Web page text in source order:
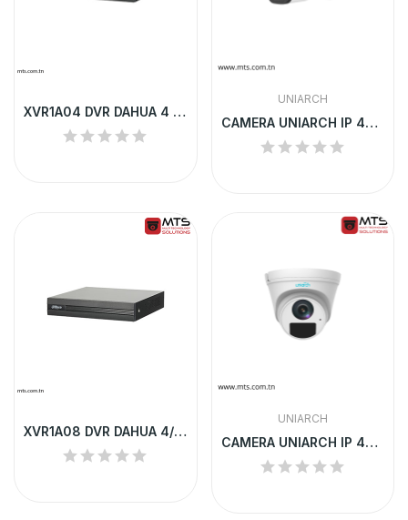
XVR1A04 DVR DAHUA 4 CHANNEL 1U H.264
UNIARCH
CAMERA UNIARCH IP 4MP EXTRENE COULEUR+MICRO
XVR1A08 DVR DAHUA 4/8 CHANNEL 1U H.264
UNIARCH
CAMERA UNIARCH IP 4MP DOME FIXE IR30 COULEUR +...